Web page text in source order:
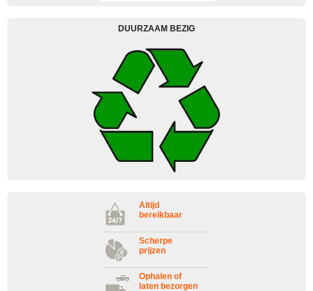
DUURZAAM BEZIG
Altijd
bereikbaar
Scherpe
prijzen
Ophalen of
laten bezorgen